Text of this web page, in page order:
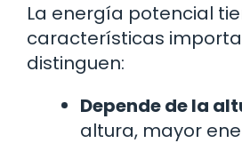
La energía potencial
características
distinguen:
Depende de la
altura, mayor